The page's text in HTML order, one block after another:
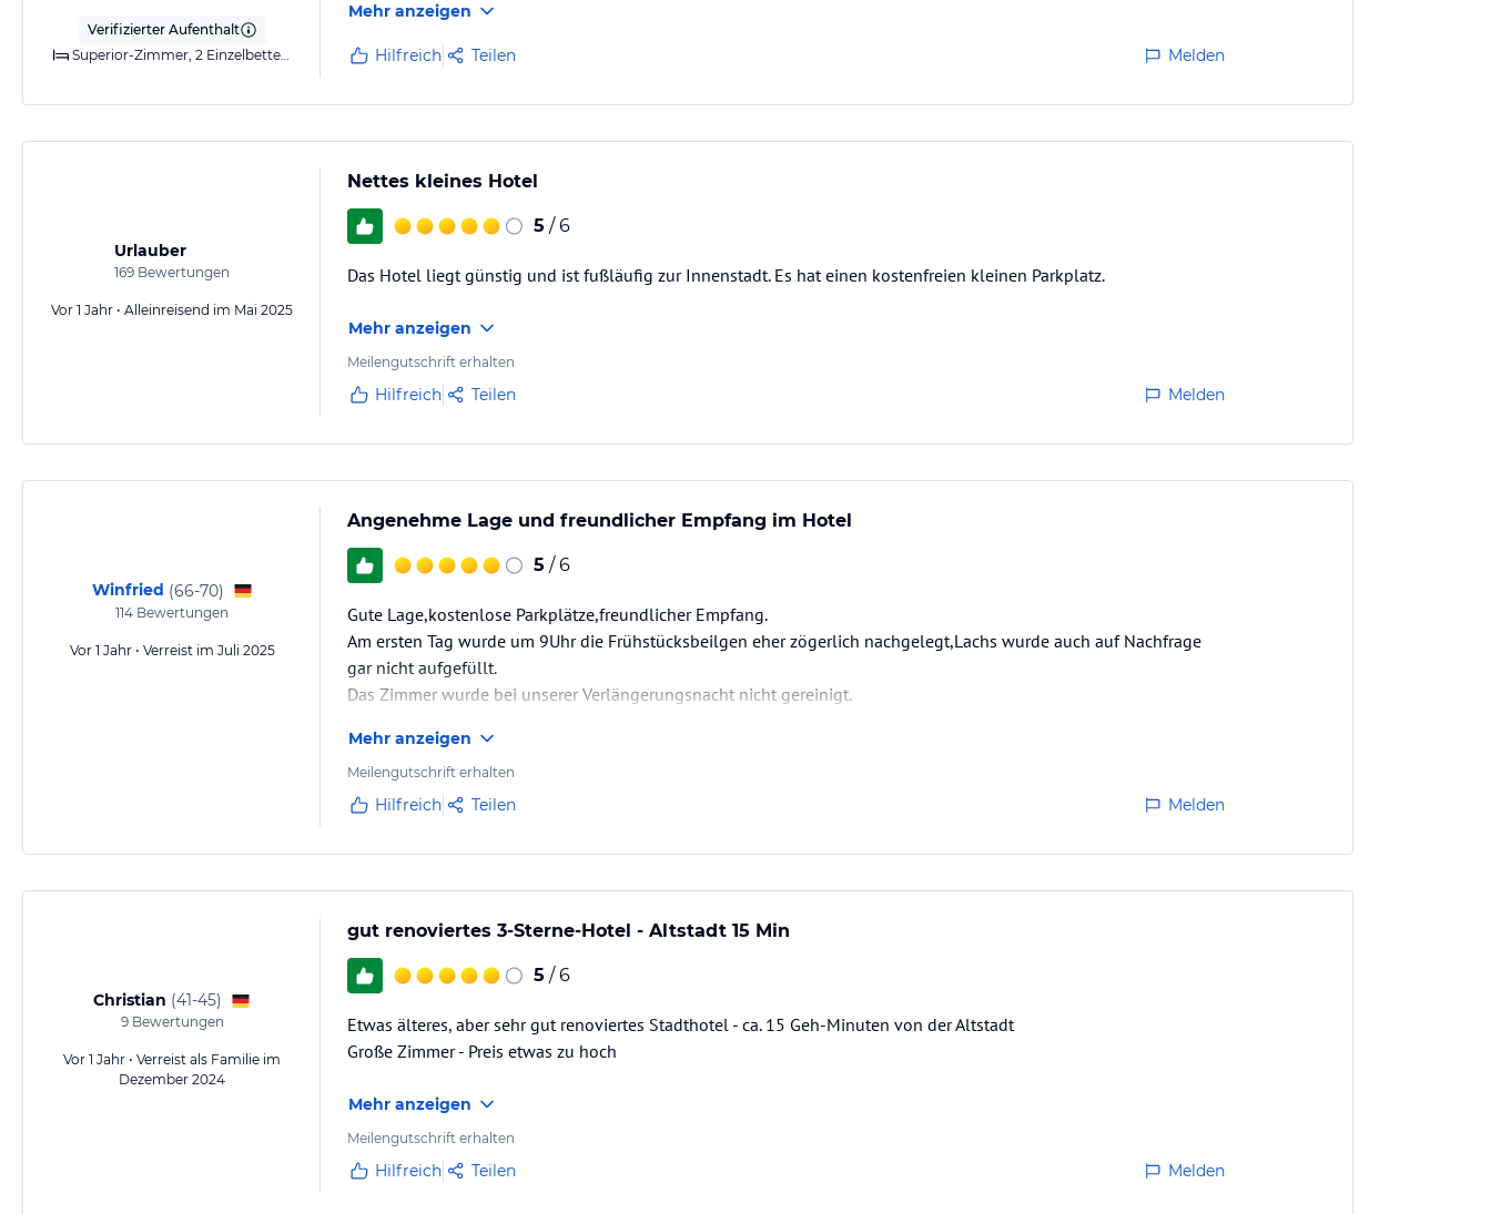
Verifizierter Aufenthalt
Superior-Zimmer, 2 Einzelbetten (Quiet Location)
Mehr anzeigen
Hilfreich Teilen Melden
Urlauber
169 Bewertungen
Vor 1 Jahr • Alleinreisend im Mai 2025
Nettes kleines Hotel
5 / 6
Das Hotel liegt günstig und ist fußläufig zur Innenstadt. Es hat einen kostenfreien kleinen Parkplatz.
Mehr anzeigen
Meilengutschrift erhalten
Hilfreich Teilen Melden
Winfried (66-70)
114 Bewertungen
Vor 1 Jahr • Verreist im Juli 2025
Angenehme Lage und freundlicher Empfang im Hotel
5 / 6
Gute Lage,kostenlose Parkplätze,freundlicher Empfang.
Am ersten Tag wurde um 9Uhr die Frühstücksbeilgen eher zögerlich nachgelegt,Lachs wurde auch auf Nachfrage
gar nicht aufgefüllt.
Das Zimmer wurde bei unserer Verlängerungsnacht nicht gereinigt.
Mehr anzeigen
Meilengutschrift erhalten
Hilfreich Teilen Melden
Christian (41-45)
9Bewertungen
Vor 1 Jahr • Verreist als Familie im
Dezember 2024
gut renoviertes 3-Sterne-Hotel - Altstadt 15 Min
5 / 6
Etwas älteres, aber sehr gut renoviertes Stadthotel - ca. 15 Geh-Minuten von der Altstadt
Große Zimmer - Preis etwas zu hoch
Mehr anzeigen
Meilengutschrift erhalten
Hilfreich Teilen Melden